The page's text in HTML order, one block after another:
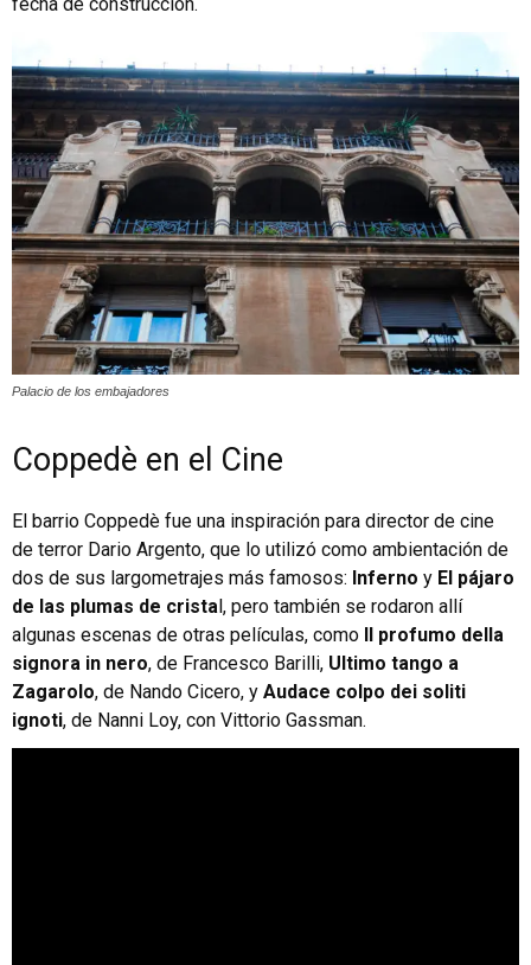
Palacio de los embajadores
Coppedè en el Cine
El barrio Coppedè fue una inspiración para director de cine
de terror Dario Argento, que lo utilizó como ambientación de
dos de sus largometrajes más famosos: Inferno y El pájaro
de las plumas de cristal, pero también se rodaron allí
algunas escenas de otras películas, como Il profumo della
signora in nero, de Francesco Barilli, Ultimo tango a
Zagarolo, de Nando Cicero, y Audace colpo dei soliti
ignoti, de Nanni Loy, con Vittorio Gassman.